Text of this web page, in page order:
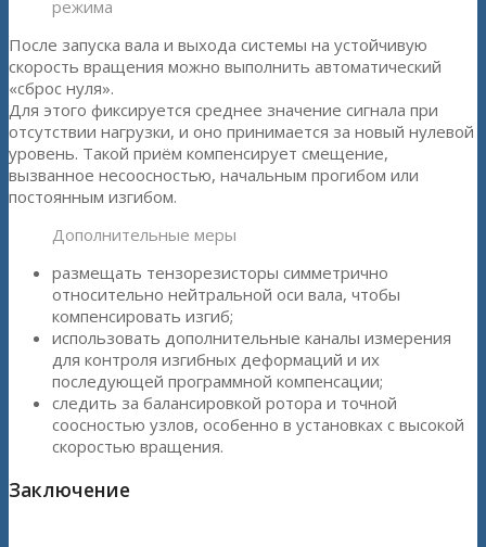
режима
После запуска вала и выхода системы на устойчивую
скорость вращения можно выполнить автоматический
«сброс нуля».
Для этого фиксируется среднее значение сигнала при
отсутствии нагрузки, и оно принимается за новый нулевой
уровень. Такой приём компенсирует смещение,
вызванное несоосностью, начальным прогибом или
постоянным изгибом.
Дополнительные меры
размещать тензорезисторы симметрично
относительно нейтральной оси вала, чтобы
компенсировать изгиб;
использовать дополнительные каналы измерения
для контроля изгибных деформаций и их
последующей программной компенсации;
следить за балансировкой ротора и точной
соосностью узлов, особенно в установках с высокой
скоростью вращения.
Заключение